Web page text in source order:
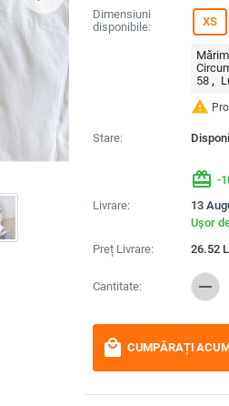
Dimensiuni
disponibile:
XS
58
warning
Stare:
redeem -
Livrare:
13
Ușor
Preț Livrare:
26.52
Cantitate: remove
local_mall CUMPĂRAȚI